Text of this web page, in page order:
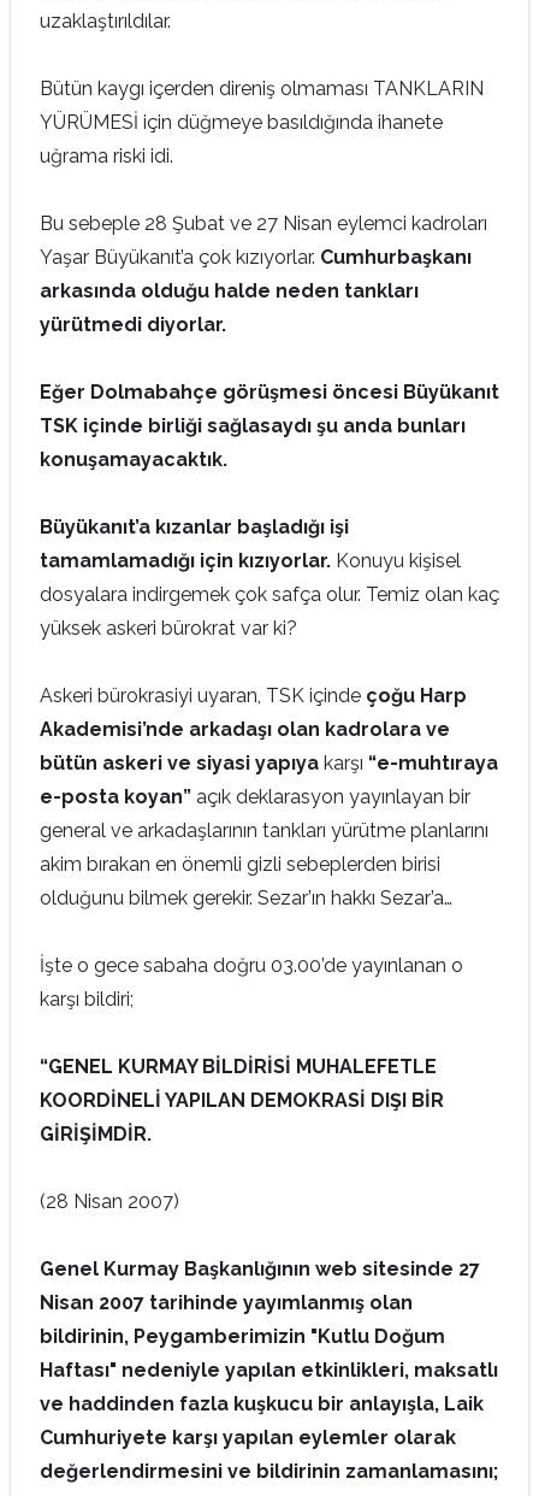
uzaklaştırıldılar.
Bütün kaygı içerden direniş olmaması TANKLARIN
YÜRÜMESİ için düğmeye basıldığında ihanete
uğrama riski idi.
Bu sebeple 28 Şubat ve 27 Nisan eylemci kadroları
Yaşar Büyükanıt’a çok kızıyorlar. Cumhurbaşkanı
arkasında olduğu halde neden tankları
yürütmedi diyorlar.
Eğer Dolmabahçe görüşmesi öncesi Büyükanıt
TSK içinde birliği sağlasaydı şu anda bunları
konuşamayacaktık.
Büyükanıt’a kızanlar başladığı işi
tamamlamadığı için kızıyorlar. Konuyu kişisel
dosyalara indirgemek çok safça olur. Temiz olan kaç
yüksek askeri bürokrat var ki?
Askeri bürokrasiyi uyaran, TSK içinde çoğu Harp
Akademisi’nde arkadaşı olan kadrolara ve
bütün askeri ve siyasi yapıya karşı “e-muhtıraya
e-posta koyan” açık deklarasyon yayınlayan bir
general ve arkadaşlarının tankları yürütme planlarını
akim bırakan en önemli gizli sebeplerden birisi
olduğunu bilmek gerekir. Sezar’ın hakkı Sezar’a…
İşte o gece sabaha doğru 03.00’de yayınlanan o
karşı bildiri;
“GENEL KURMAY BİLDİRİSİ MUHALEFETLE
KOORDİNELİ YAPILAN DEMOKRASİ DIŞI BİR
GİRİŞİMDİR.
(28 Nisan 2007)
Genel Kurmay Başkanlığının web sitesinde 27
Nisan 2007 tarihinde yayımlanmış olan
bildirinin, Peygamberimizin "Kutlu Doğum
Haftası" nedeniyle yapılan etkinlikleri, maksatlı
ve haddinden fazla kuşkucu bir anlayışla, Laik
Cumhuriyete karşı yapılan eylemler olarak
değerlendirmesini ve bildirinin zamanlamasını;